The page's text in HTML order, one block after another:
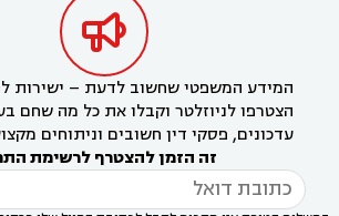

המידע המשפטי שחשוב לדעת – ישירות
הצטרפו לניוזלטר וקבלו את כל מה שחם
עדכונים, פסקי דין חשובים וניתוחים
זה הזמן להצטרף לרשימת